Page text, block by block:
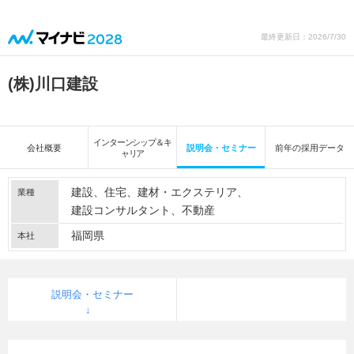
最終更新日：2026/7/30
(株)川口建設
会社概要
インターンシップ＆キ
ャリア
説明会・セミナー 前年の採用データ
業種 建設 住宅
建材・エクステリア
建設コンサルタント
不動産
本社 福岡県
説明会・セミナー